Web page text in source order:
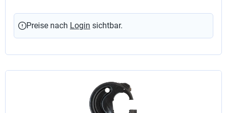
Preise nach Login sichtbar.